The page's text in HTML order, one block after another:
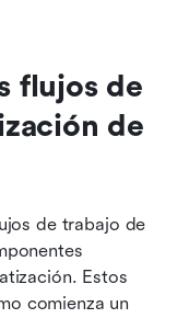
flujos de
de
de trabajo de
Estos
comienza un